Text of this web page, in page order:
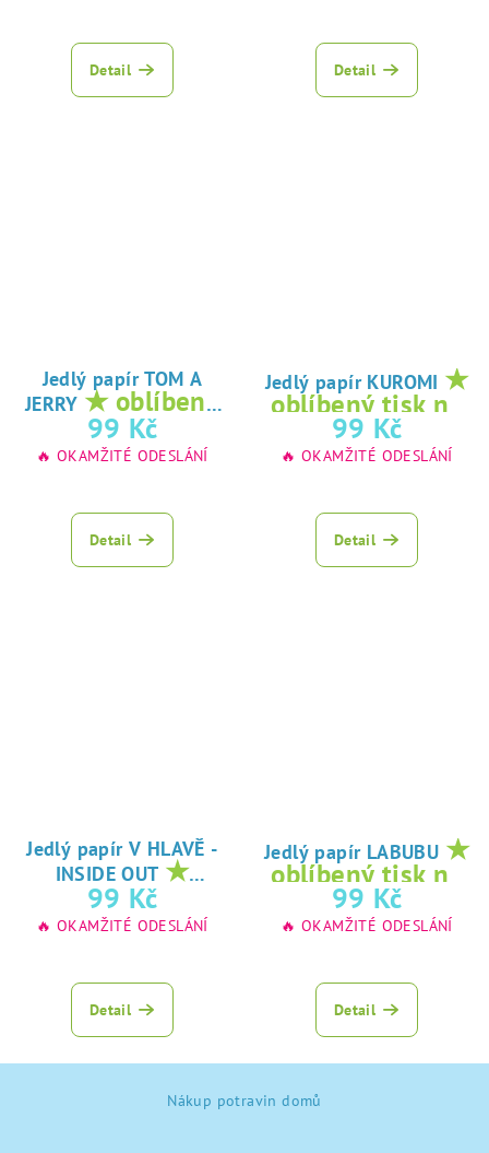
Detail Detail
Jedlý papír TOM A
JERRY ★ oblíbený
tisk na jedlý
papír
99 Kč
🔥 OKAMŽITÉ ODESLÁNÍ
Detail
Jedlý papír KUROMI ★
oblíbený tisk na
jedlý papír
99 Kč
🔥 OKAMŽITÉ ODESLÁNÍ
Detail
Jedlý papír V HLAVĚ -
INSIDE OUT ★
oblíbený tisk na
jedlý papír
99 Kč
🔥 OKAMŽITÉ ODESLÁNÍ
Detail
Jedlý papír LABUBU ★
oblíbený tisk na
jedlý papír
99 Kč
🔥 OKAMŽITÉ ODESLÁNÍ
Detail
Nákup potravin domů